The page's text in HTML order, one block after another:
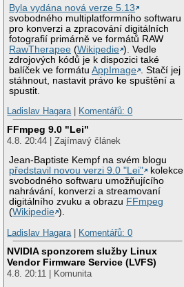
Byla vydána nová verze 5.13
svobodného multiplatformního softwaru
pro konverzi a zpracování digitálních
fotografií primárně ve formátů RAW
RawTherapee (Wikipedie ). Vedle
zdrojových kódů je k dispozici také
balíček ve formátuAppImage
. Stačí jej
stáhnout, nastavit právo ke spuštění a
spustit.
Ladislav Hagara| Komentářů: 0
FFmpeg 9.0 "Lei"
4.8. 20:44 | Zajímavý článek
Jean-Baptiste Kempf na svém blogu
představil novou verzi 9.0 "Lei"
kolekce
svobodného softwaru umožňujícího
nahrávání, konverzi a streamovaní
digitálního zvuku a obrazu FFmpeg
(Wikipedie ).
Ladislav Hagara| Komentářů: 0
NVIDIA sponzorem služby Linux
Vendor Firmware Service (LVFS)
4.8. 20:11 | Komunita